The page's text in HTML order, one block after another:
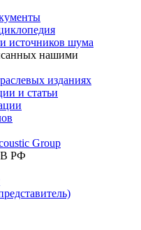
источников шума
нашими
изданиях
и статьи
Group
В РФ